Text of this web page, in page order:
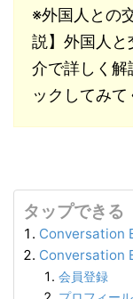
※外国人との
説】外国人と
介で詳しく解
ックしてみて
タップできる
Conversation
Conversation
会員登録